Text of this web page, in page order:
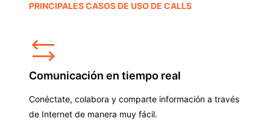
PRINCIPALES CASOS DE USO DE CALLS
Comunicación en tiempo real
Conéctate, colabora y comparte información a través
de Internet de manera muy fácil.